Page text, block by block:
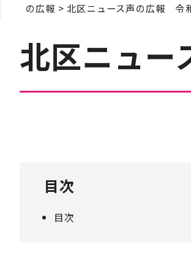
の広報 > 北区ニュース声の広報 令
北区ニュ
目次
目次